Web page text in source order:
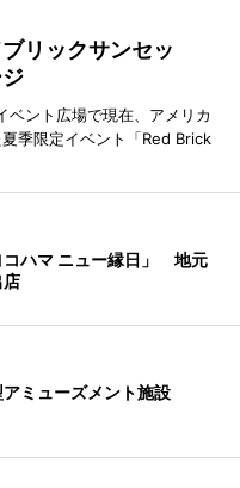
リックサンセッ
ジ
ベント広場で現在、アメリカ
季限定イベント「Red Brick
コハマ ニュー縁日」 地元
店
ミューズメント施設